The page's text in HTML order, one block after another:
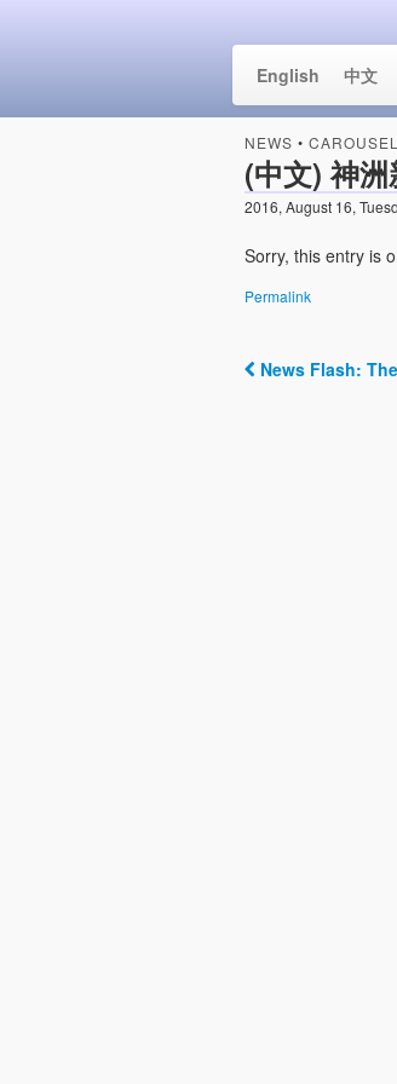
神洲電
English 中文
NEWS • CAROUSEL
(中文) 神
2016, August 16,
Sorry, this entry is
Permalink
Post
News Flash: